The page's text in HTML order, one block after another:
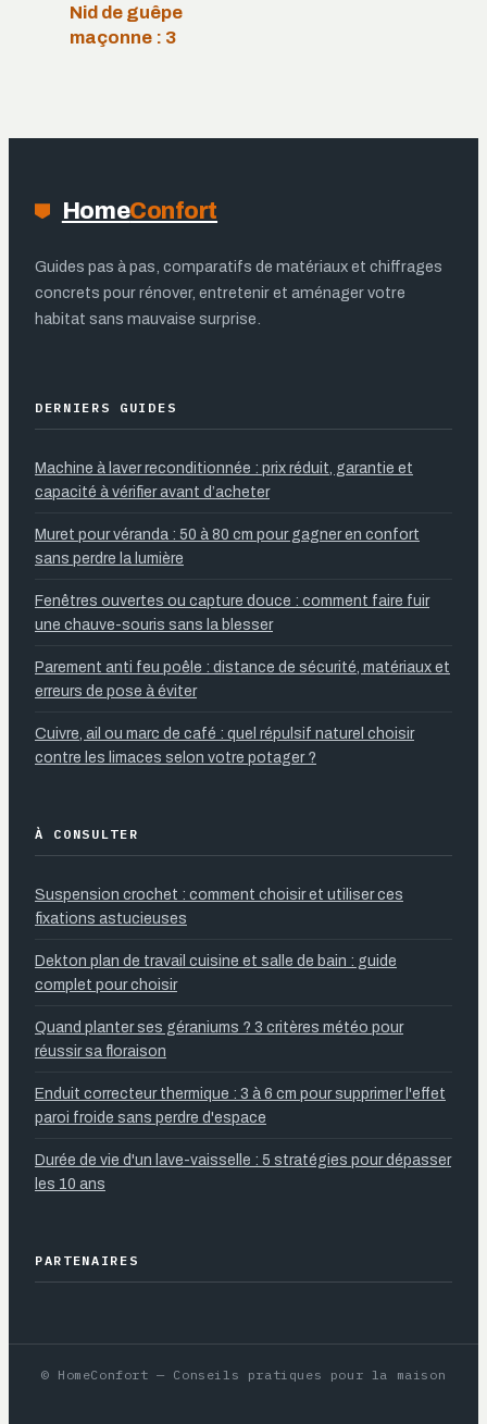
Nid de guêpe
maçonne : 3
HomeConfort
Guides pas à pas, comparatifs de matériaux et chiffrages
concrets pour rénover, entretenir et aménager votre
habitat sans mauvaise surprise.
DERNIERS GUIDES
Machine à laver reconditionnée : prix réduit, garantie et
capacité à vérifier avant d’acheter
Muret pour véranda : 50 à 80 cm pour gagner en confort
sans perdre la lumière
Fenêtres ouvertes ou capture douce : comment faire fuir
une chauve-souris sans la blesser
Parement anti feu poêle : distance de sécurité, matériaux et
erreurs de pose à éviter
Cuivre, ail ou marc de café : quel répulsif naturel choisir
contre les limaces selon votre potager ?
À CONSULTER
Suspension crochet : comment choisir et utiliser ces
fixations astucieuses
Dekton plan de travail cuisine et salle de bain : guide
complet pour choisir
Quand planter ses géraniums ? 3 critères météo pour
réussir sa floraison
Enduit correcteur thermique : 3 à 6 cm pour supprimer l'effet
paroi froide sans perdre d'espace
Durée de vie d'un lave-vaisselle : 5 stratégies pour dépasser
les 10 ans
PARTENAIRES
© HomeConfort — Conseils pratiques pour la maison